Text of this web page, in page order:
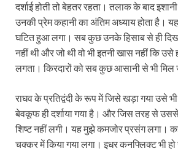
दर्शाई होती तो बेहतर रहता। तलाक के बाद
उनकी प्रेम कहानी का अंतिम अध्याय होता है।
घटित हुआ लगा। सब कुछ उनके हिसाब से ही
नहीं थी और जो थी वो भी इतनी खास नहीं कि
लगता। किरदारों को सब कुछ आसानी से भी मिल
राघव के प्रतिद्वंदी के रूप में जिसे खड़ा गया उसे
बेवकूफ ही दर्शाया गया है। और जिस तरह से उससे
शिष्ट नहीं लगी। यह मुझे कमजोर प्रसंग लगा।
चक्कर में किया गया लगा। इधर कनफ्लिक्ट भी